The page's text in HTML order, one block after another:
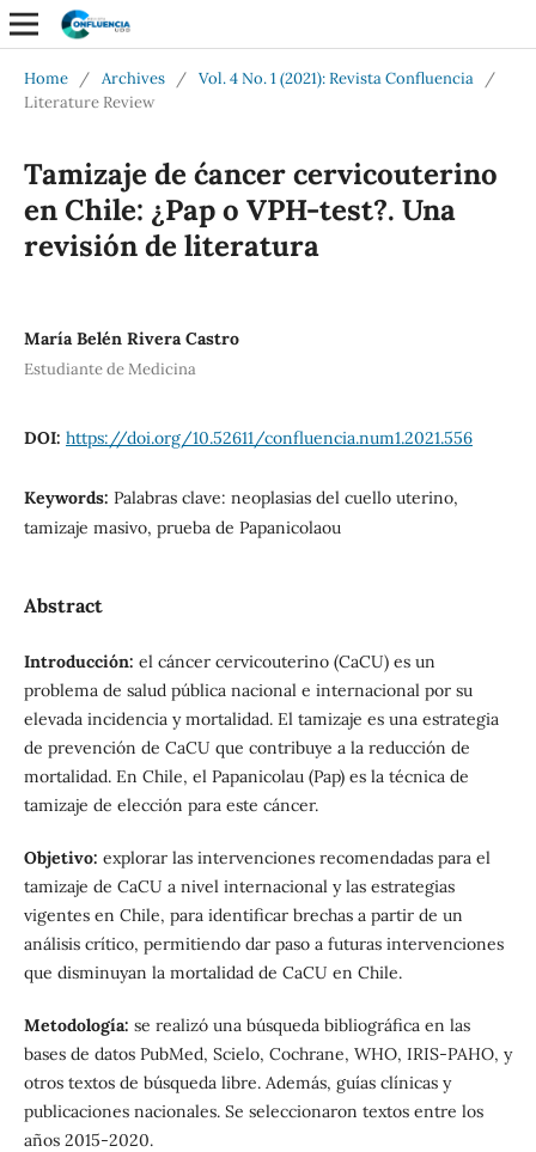
Home / Archives / Vol. 4 No. 1 (2021): Revista Confluencia
/
Literature Review
Tamizaje de c´ancer cervicouterino
en Chile: ¿Pap o VPH-test?. Una
revisión de literatura
María Belén Rivera Castro
Estudiante de Medicina
DOI: https://doi.org/10.52611/confluencia.num1.2021.556
Keywords: Palabras clave: neoplasias del cuello uterino,
tamizaje masivo, prueba de Papanicolaou
Abstract
Introducción: el cáncer cervicouterino (CaCU) es un
problema de salud pública nacional e internacional por su
elevada incidencia y mortalidad. El tamizaje es una estrategia
de prevención de CaCU que contribuye a la reducción de
mortalidad. En Chile, el Papanicolau (Pap) es la técnica de
tamizaje de elección para este cáncer.
Objetivo: explorar las intervenciones recomendadas para el
tamizaje de CaCU a nivel internacional y las estrategias
vigentes en Chile, para identificar brechas a partir de un
análisis crítico, permitiendo dar paso a futuras intervenciones
que disminuyan la mortalidad de CaCU en Chile.
Metodología: se realizó una búsqueda bibliográfica en las
bases de datos PubMed, Scielo, Cochrane, WHO, IRIS-PAHO, y
otros textos de búsqueda libre. Además, guías clínicas y
publicaciones nacionales. Se seleccionaron textos entre los
años 2015-2020.